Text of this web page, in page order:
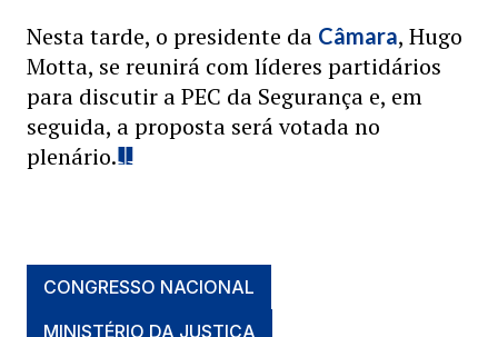
Nesta tarde, o presidente da Câmara, Hugo
Motta, se reunirá com líderes partidários
para discutir a PEC da Segurança e, em
seguida, a proposta será votada no
plenário.
CONGRESSO NACIONAL
MINISTÉRIO DA JUSTIÇA